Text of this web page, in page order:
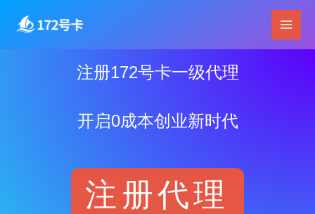
内
Main
注册172号卡一级代理
开启0成本创业新时代
注册代理